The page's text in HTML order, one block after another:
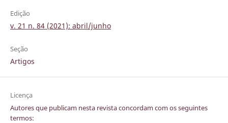
Edição
v. 21 n. 84 (2021): abril/junho
Seção
Artigos
Licença
Autores que publicam nesta revista concordam com os seguintes
termos: